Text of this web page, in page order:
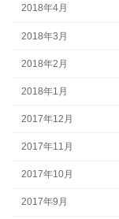
2018年4月
2018年3月
2018年2月
2018年1月
2017年12月
2017年11月
2017年10月
2017年9月